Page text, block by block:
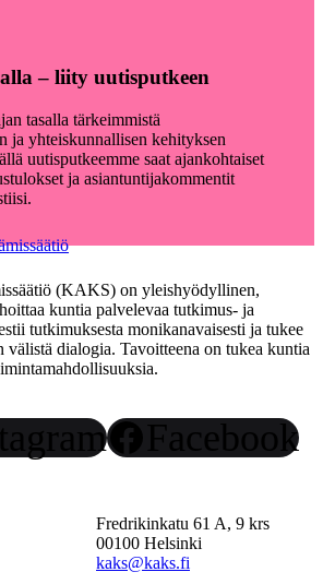
– liity uutisputkeen
tasalla tärkeimmistä
ja yhteiskunnallisen kehityksen
uutisputkeemme saat ajankohtaiset
ja asiantuntijakommentit
(KAKS) on yleishyödyllinen,
kuntia palvelevaa tutkimus- ja
tutkimuksesta monikanavaisesti ja tukee
dialogia. Tavoitteena on tukea kuntia
Facebook
Fredrikinkatu 61 A, 9 krs
00100 Helsinki
kaks@kaks.fi